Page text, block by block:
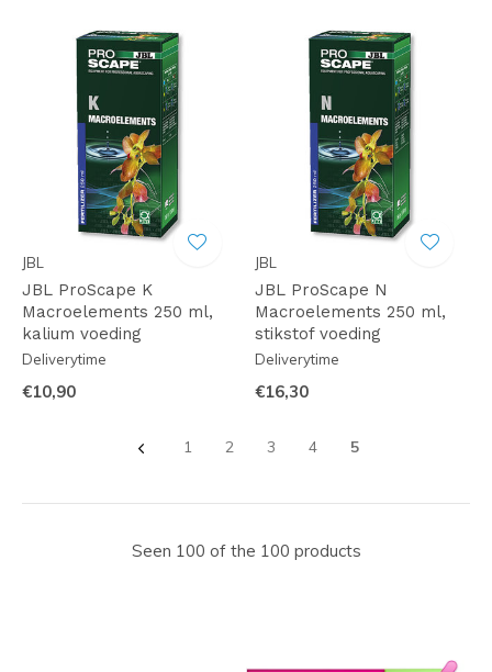
JBL
JBL ProScape K
Macroelements 250 ml,
kalium voeding
Deliverytime
€10,90
JBL
JBL ProScape N
Macroelements 250 ml,
stikstof voeding
Deliverytime
€16,30
1 2 3 4 5
Seen 100 of the 100 products